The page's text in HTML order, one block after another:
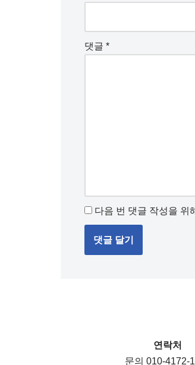
댓글 *
다음 번 댓글 작성을 위
연락처
문의 010-4172-